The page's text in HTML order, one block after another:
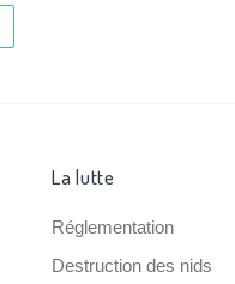
La lutte
Réglementation
Destruction des nids